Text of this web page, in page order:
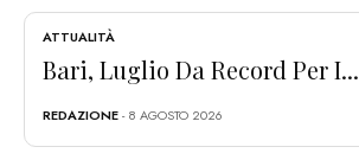
ATTUALITÀ
Bari, Luglio Da Record Per I...
REDAZIONE- 8 AGOSTO 2026